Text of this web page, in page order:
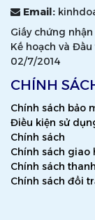
Email:
Giấy chứng
Kế hoạch và
02/7/2014
CHÍNH
Chính sách bảo
Điều kiện sử
Chính sách
Chính sách giao
Chính sách
Chính sách đổi